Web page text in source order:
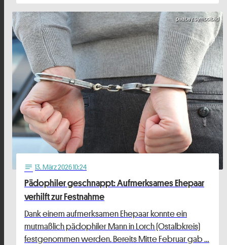
pixabay, Symbolbild
notes 13. März 2026 10:24
Pädophiler geschnappt: Aufmerksames Ehepaar
verhilft zur Festnahme
Dank einem aufmerksamen Ehepaar konnte ein
mutmaßlich pädophiler Mann in Lorch (Ostalbkreis)
festgenommen werden. Bereits Mitte Februar gab …